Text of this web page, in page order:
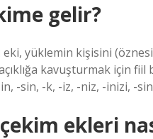
gelir?
eki, yüklemin kişisini
kavuşturmak için
-sin, -k, -iz, -niz, -inizi, -
ekleri